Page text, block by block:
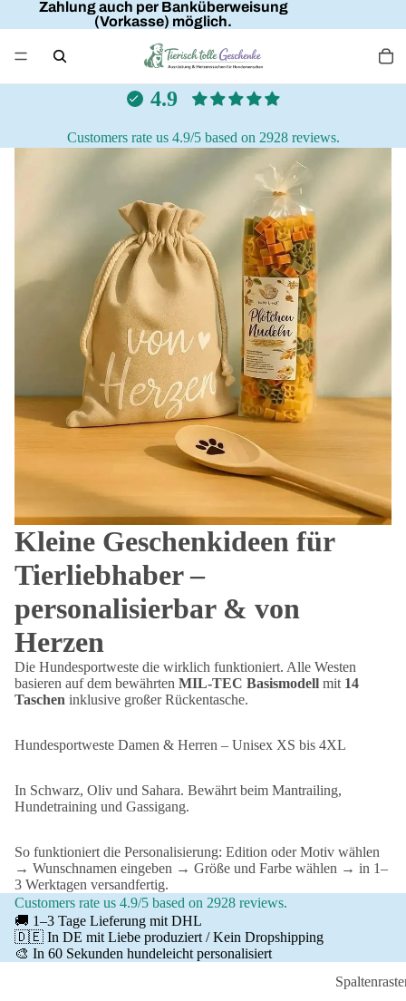
Zahlung auch per Banküberweisung
(Vorkasse) möglich.
4.9
Customers rate us 4.9/5 based on 2928 reviews.
Kleine Geschenkideen für
Tierliebhaber –
personalisierbar & von
Herzen
Die Hundesportweste die wirklich funktioniert. Alle Westen
basieren auf dem bewährten MIL-TEC Basismodell mit 14
Taschen inklusive großer Rückentasche.
Hundesportweste Damen & Herren – Unisex XS bis 4XL
In Schwarz, Oliv und Sahara. Bewährt beim Mantrailing,
Hundetraining und Gassigang.
So funktioniert die Personalisierung: Edition oder Motiv wählen
→ Wunschnamen eingeben → Größe und Farbe wählen → in 1–
3 Werktagen versandfertig.
Customers rate us 4.9/5 based on 2928 reviews.
🚚 1–3 Tage Lieferung mit DHL
🇩🇪 In DE mit Liebe produziert / Kein Dropshipping
🎨 In 60 Sekunden hundeleicht personalisiert